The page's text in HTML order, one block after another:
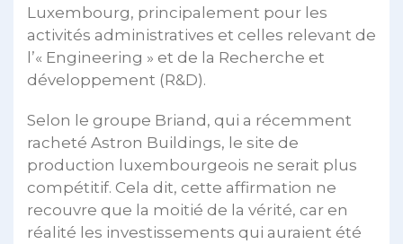
Luxembourg, principalement pour les
activités administratives et celles relevant de
l’« Engineering » et de la Recherche et
développement (R&D).
Selon le groupe Briand, qui a récemment
racheté Astron Buildings, le site de
production luxembourgeois ne serait plus
compétitif. Cela dit, cette affirmation ne
recouvre que la moitié de la vérité, car en
réalité les investissements qui auraient été